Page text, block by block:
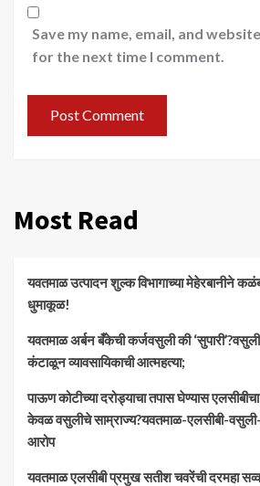
Save my name, email, and
for the next time I comment.
Most Read
यवतमाळ उत्पादन शुल्क विभागाच्या मेहेरबानीने
धुमाकूळ!
​यवतमाळ अर्बन बँकेची कर्जवसुली की ‘सुपारी’?वसुली
कंटाळून व्यावसायिकाची आत्महत्या;
पाऊण कोटीच्या दरोड्याचा तपास घेण्यास
केवळ वसुलीचे साम्राज्य?यवतमाळ-एलसीबी-
आरोप
यवतमाळ एलसीबी प्रमुख सतीश चवरेंची दरमहा